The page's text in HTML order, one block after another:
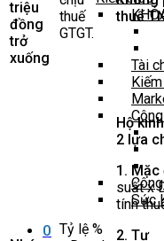
Tài
Sức
0
triệu
đồng
trở
xuống
thuế
GTGT.
thuế
Tỷ lệ %
Hộ
2 lựa
1. Mặc
suất x
tính
2. Tự